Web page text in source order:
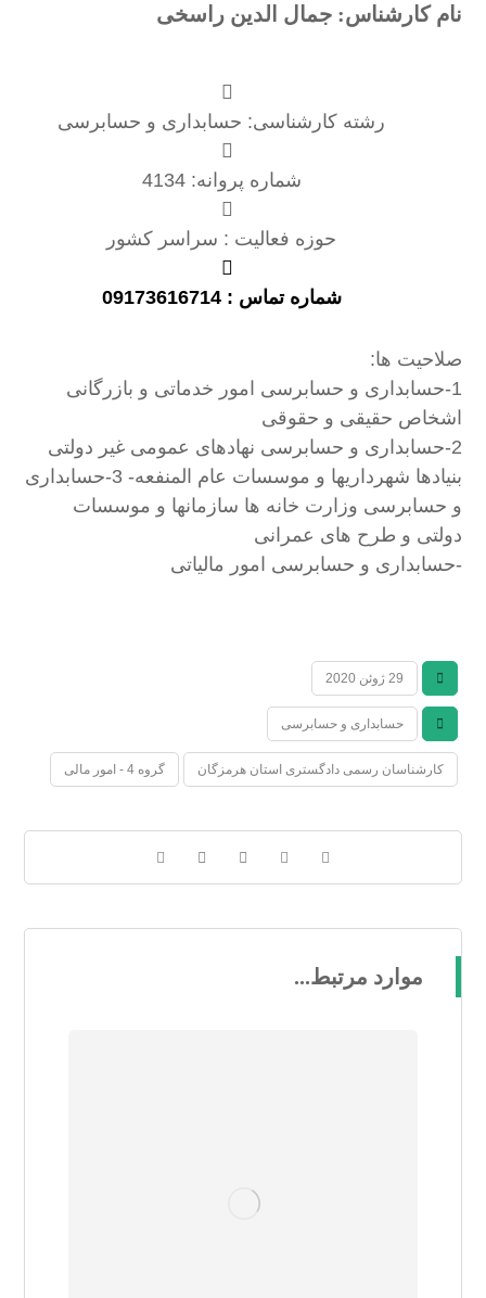
نام کارشناس: جمال الدین راسخی
رشته کارشناسی: حسابداری و حسابرسی
شماره پروانه: 4134
حوزه فعالیت : سراسر کشور
شماره تماس : 09173616714
صلاحیت ها:
1-حسابداری و حسابرسی امور خدماتی و بازرگانی
اشخاص حقیقی و حقوقی
2-حسابداری و حسابرسی نهادهای عمومی غیر دولتی
بنیادها شهرداریها و موسسات عام المنفعه- 3-حسابداری
و حسابرسی وزارت خانه ها سازمانها و موسسات
دولتی و طرح های عمرانی
-حسابداری و حسابرسی امور مالیاتی
29 ژوئن 2020
حسابداری و حسابرسی
کارشناسان رسمی دادگستری استان هرمزگان گروه 4 - امور مالی
موارد مرتبط...